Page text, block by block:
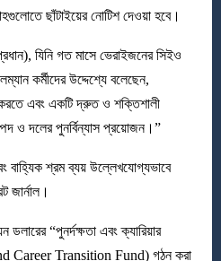
ছাঁটাইয়ের নোটিশ দেওয়া হবে।
যিনি গত মাসে ভেরাইজনের সিইও
কর্মীদের উদ্দেশ্যে বলেছেন,
এবং একটি দ্রুত ও শক্তিশালী
ও দলের পুনর্বিন্যাস প্রয়োজন।”
বাহ্যিক শ্রম ব্যয় উল্লেখযোগ্যভাবে
জার্নাল।
“পুনর্দক্ষতা এবং ক্যারিয়ার
Career Transition Fund) গঠন করা